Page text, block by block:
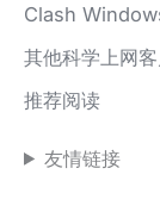
Clash
其他科学上网
推荐阅读
友情链接